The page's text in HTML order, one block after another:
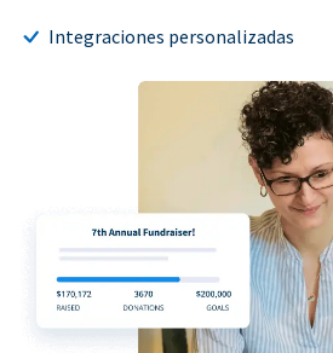
Integraciones personalizadas